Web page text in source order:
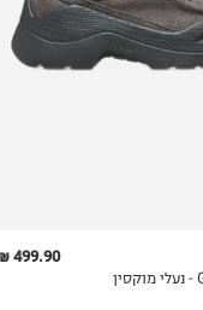
499.90 ₪
GALLERY SHOE - נעלי מוקסין